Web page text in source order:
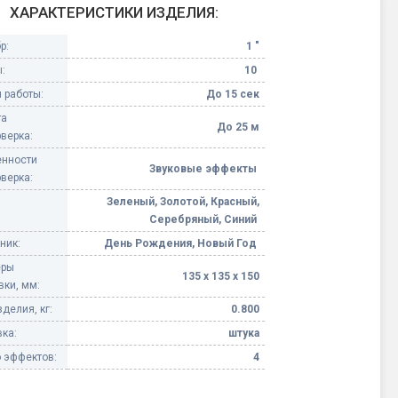
Небесные фонарики
Оборудование для
Елочные гирлянды
Фейерверк-шоу
ХАРАКТЕРИСТИКИ ИЗДЕЛИЯ:
1 "
10
работы:
До 15 сек
До 25 м
Звуковые эффекты
Зеленый, Золотой, Красный,
Серебряный, Синий
День Рождения, Новый Год
мм:
135 х 135 х 150
кг:
0.800
штука
эффектов:
4